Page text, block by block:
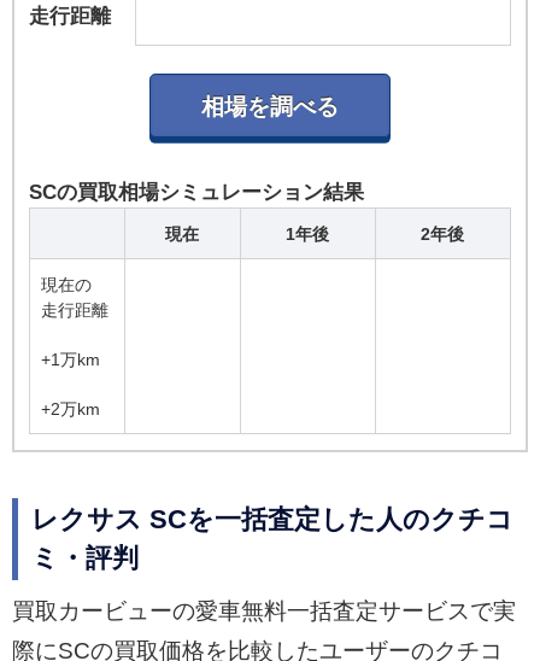
走行距離
SCの買取相場シミュレーション結果
現在 1年後 2年後
現在の
走行距離
+1万km
+2万km
レクサス SCを一括査定した人のクチコ
ミ・評判
買取カービューの愛車無料一括査定サービスで実
際にSCの買取価格を比較したユーザーのクチコ